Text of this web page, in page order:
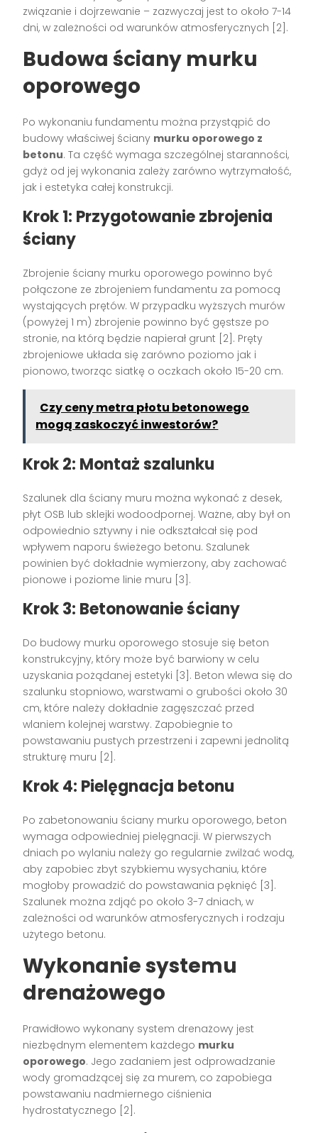
związanie i dojrzewanie – zazwyczaj jest to około 7-14
dni, w zależności od warunków atmosferycznych [2].
Budowa ściany murku
oporowego
Po wykonaniu fundamentu można przystąpić do
budowy właściwej ściany murku oporowego z
betonu. Ta część wymaga szczególnej staranności,
gdyż od jej wykonania zależy zarówno wytrzymałość,
jak i estetyka całej konstrukcji.
Krok 1: Przygotowanie zbrojenia
ściany
Zbrojenie ściany murku oporowego powinno być
połączone ze zbrojeniem fundamentu za pomocą
wystających prętów. W przypadku wyższych murów
(powyżej 1 m) zbrojenie powinno być gęstsze po
stronie, na którą będzie napierał grunt [2]. Pręty
zbrojeniowe układa się zarówno poziomo jak i
pionowo, tworząc siatkę o oczkach około 15-20 cm.
Czy ceny metra płotu betonowego
mogą zaskoczyć inwestorów?
Krok 2: Montaż szalunku
Szalunek dla ściany muru można wykonać z desek,
płyt OSB lub sklejki wodoodpornej. Ważne, aby był on
odpowiednio sztywny i nie odkształcał się pod
wpływem naporu świeżego betonu. Szalunek
powinien być dokładnie wymierzony, aby zachować
pionowe i poziome linie muru [3].
Krok 3: Betonowanie ściany
Do budowy murku oporowego stosuje się beton
konstrukcyjny, który może być barwiony w celu
uzyskania pożądanej estetyki [3]. Beton wlewa się do
szalunku stopniowo, warstwami o grubości około 30
cm, które należy dokładnie zagęszczać przed
wlaniem kolejnej warstwy. Zapobiegnie to
powstawaniu pustych przestrzeni i zapewni jednolitą
strukturę muru [2].
Krok 4: Pielęgnacja betonu
Po zabetonowaniu ściany murku oporowego, beton
wymaga odpowiedniej pielęgnacji. W pierwszych
dniach po wylaniu należy go regularnie zwilżać wodą,
aby zapobiec zbyt szybkiemu wysychaniu, które
mogłoby prowadzić do powstawania pęknięć [3].
Szalunek można zdjąć po około 3-7 dniach, w
zależności od warunków atmosferycznych i rodzaju
użytego betonu.
Wykonanie systemu
drenażowego
Prawidłowo wykonany system drenażowy jest
niezbędnym elementem każdego murku
oporowego. Jego zadaniem jest odprowadzanie
wody gromadzącej się za murem, co zapobiega
powstawaniu nadmiernego ciśnienia
hydrostatycznego [2].